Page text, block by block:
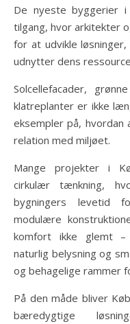
De nyeste byggerier
tilgang, hvor arkitekter
for at udvikle
udnytter dens
Solcellefacader,
klatreplanter er ikke
eksempler på, hvordan
relation med miljøet.
Mange projekter i
cirkulær tænkning,
bygningers levetid
modulære
komfort ikke glemt –
naturlig belysning og
og behagelige rammer
På den måde bliver
bæredygtige